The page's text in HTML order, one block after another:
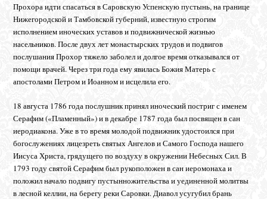
Прохора идти спасаться в Саровскую Успенскую пустынь, на границе
Нижегородской и Тамбовской губерний, известную строгим
исполнением иноческих уставов и подвижнической жизнью
насельников. После двух лет монастырских трудов и подвигов
послушания Прохор тяжело заболел и долгое время отказывался от
помощи врачей. Через три года ему явилась Божия Матерь с
апостолами Петром и Иоанном и исцелила его.
18 августа 1786 года послушник принял иноческий постриг с именем
Серафим («Пламенный») и в декабре 1787 года был посвящен в сан
иеродиакона. Уже в то время молодой подвижник удостоился при
богослужениях лицезреть святых Ангелов и Самого Господа нашего
Иисуса Христа, грядущего по воздуху в окружении Небесных Сил. В
1793 году святой Серафим был рукоположен в сан иеромонаха и
положил начало подвигу пустынножительства и уединенной молитвы
в лесной келлии, на берегу реки Саровки. Диавол усугубил брань